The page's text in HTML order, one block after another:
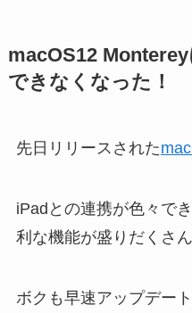
macOS12
できなくなった！
先日リリースされた
iPadとの連携が色々で
利な機能が盛りだくさん
ボクも早速アップデート